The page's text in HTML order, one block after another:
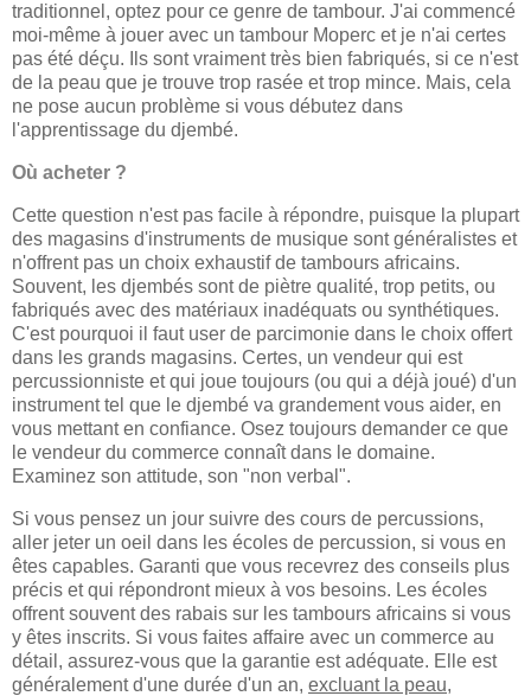
traditionnel, optez pour ce genre de tambour. J'ai commencé
moi-même à jouer avec un tambour Moperc et je n'ai certes
pas été déçu. Ils sont vraiment très bien fabriqués, si ce n'est
de la peau que je trouve trop rasée et trop mince. Mais, cela
ne pose aucun problème si vous débutez dans
l'apprentissage du djembé.
Où acheter ?
Cette question n'est pas facile à répondre, puisque la plupart
des magasins d'instruments de musique sont généralistes et
n'offrent pas un choix exhaustif de tambours africains.
Souvent, les djembés sont de piètre qualité, trop petits, ou
fabriqués avec des matériaux inadéquats ou synthétiques.
C'est pourquoi il faut user de parcimonie dans le choix offert
dans les grands magasins. Certes, un vendeur qui est
percussionniste et qui joue toujours (ou qui a déjà joué) d'un
instrument tel que le djembé va grandement vous aider, en
vous mettant en confiance. Osez toujours demander ce que
le vendeur du commerce connaît dans le domaine.
Examinez son attitude, son "non verbal".
Si vous pensez un jour suivre des cours de percussions,
aller jeter un oeil dans les écoles de percussion, si vous en
êtes capables. Garanti que vous recevrez des conseils plus
précis et qui répondront mieux à vos besoins. Les écoles
offrent souvent des rabais sur les tambours africains si vous
y êtes inscrits. Si vous faites affaire avec un commerce au
détail, assurez-vous que la garantie est adéquate. Elle est
généralement d'une durée d'un an, excluant la peau,